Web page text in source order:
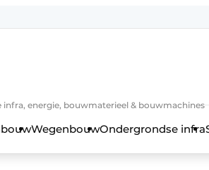
energie, bouwmaterieel & bouwmachines
WegenbouwOndergrondse infra